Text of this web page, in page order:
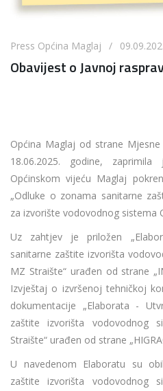
Press Općina Maglaj /
Obavijest o Javnoj
Općina Maglaj od strane
18.06.2025. godine,
Općinskom vijeću Maglaj
„Odluke o zonama sanitarne
za izvorište vodovodnog sistema
Uz zahtjev je priložen
sanitarne zaštite izvorišta
MZ Straište“ urađen od strane
Izvještaj o izvršenoj tehničkoj
dokumentacije „Elaborata -
zaštite izvorišta vodovodnog
Straište“ urađen od strane
U navedenom Elaboratu su
zaštite izvorišta vodovodnog